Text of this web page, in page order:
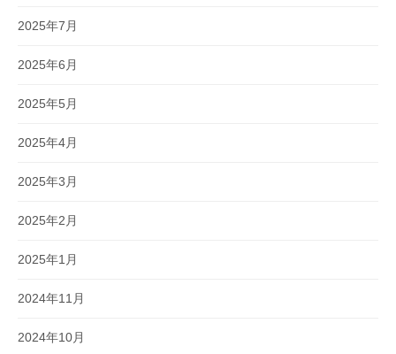
2025年7月
2025年6月
2025年5月
2025年4月
2025年3月
2025年2月
2025年1月
2024年11月
2024年10月